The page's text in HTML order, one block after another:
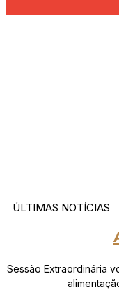
ÚLTIMAS NOTÍCIAS
Sessão Extraordinária